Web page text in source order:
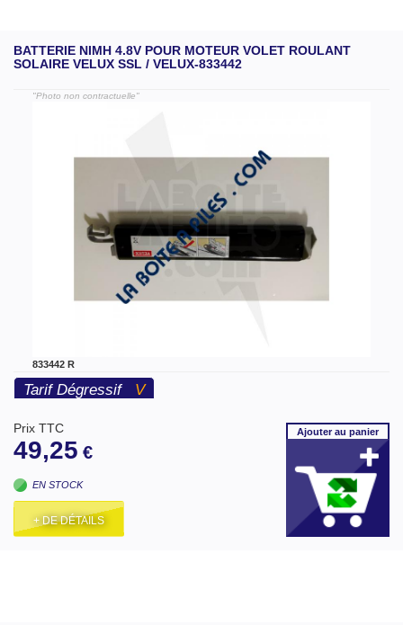
BATTERIE NIMH 4.8V POUR MOTEUR VOLET ROULANT
SOLAIRE VELUX SSL / VELUX-833442
"Photo non contractuelle"
833442 R
Tarif Dégressif V
Prix TTC
49,25 €
EN STOCK
+ DE DÉTAILS
Ajouterau panier